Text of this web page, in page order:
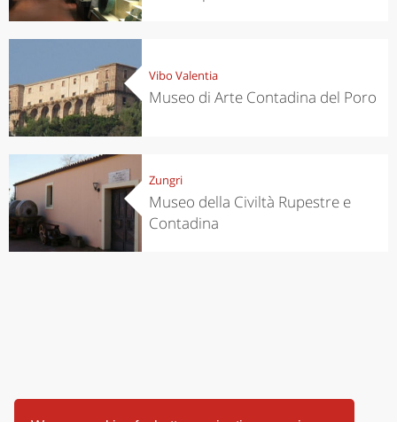
Vibo Valentia
Museo di Arte Contadina del Poro
Zungri
Museo della Civiltà Rupestre e
Contadina